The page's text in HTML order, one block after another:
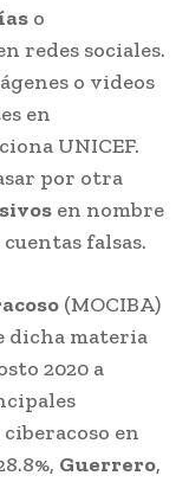
o
redes sociales.
o videos
en
UNICEF.
por otra
en nombre
falsas.
(MOCIBA)
dicha materia
2020 a
en
Guerrero,